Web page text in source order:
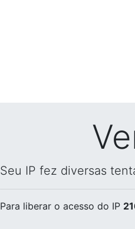
Seu IP fez diversas
Para liberar o acesso do IP